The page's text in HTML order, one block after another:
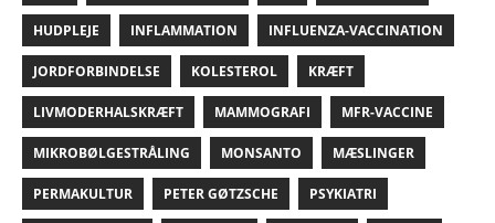
HUDPLEJE INFLAMMATION INFLUENZA-VACCINATION
JORDFORBINDELSE KOLESTEROL KRÆFT
LIVMODERHALSKRÆFT MAMMOGRAFI MFR-VACCINE
MIKROBØLGESTRÅLING MONSANTO MÆSLINGER
PERMAKULTUR PETER GØTZSCHE PSYKIATRI